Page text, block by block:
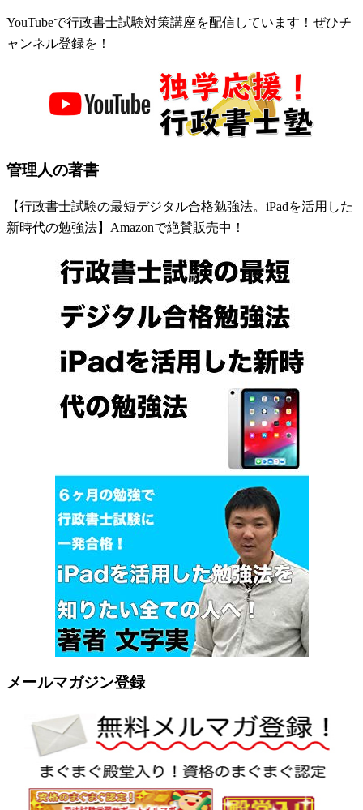
YouTubeで行政書士試験対策講座を配信しています！ぜひチ
ャンネル登録を！
管理人の著書
【行政書士試験の最短デジタル合格勉強法。iPadを活用した
新時代の勉強法】Amazonで絶賛販売中！
メールマガジン登録